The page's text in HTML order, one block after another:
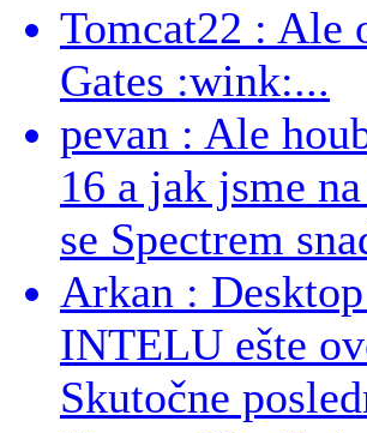
Tomcat22 : Ale
Gates :wink:...
pevan : Ale
16 a jak jsme
se Spectrem
Arkan :
INTELU ešte
Skutočne